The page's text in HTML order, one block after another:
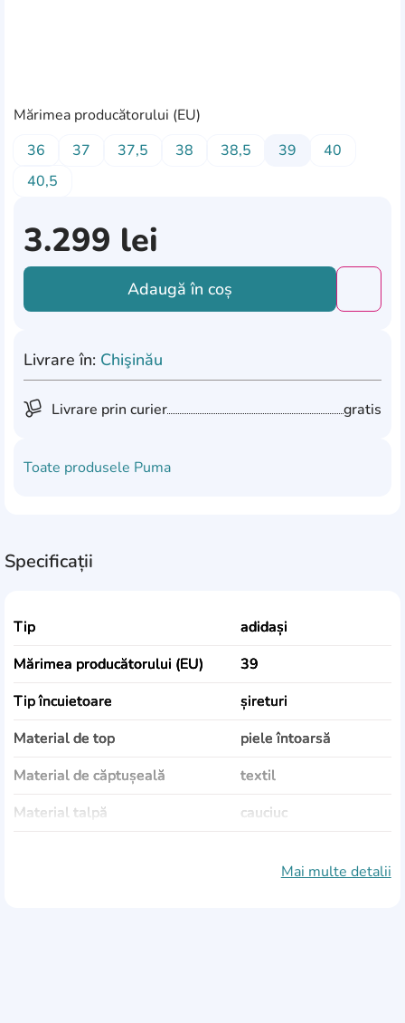
Mărimea producătorului (EU)
36
37 37,5 38 38,5 39
40
40,5
3.299 lei
Adaugă în coș
Livrare în: Chişinău
Livrare prin curier gratis
Toate produsele Puma
Specificații
Tip
adidași
Mărimea producătorului (EU)
39
Tip încuietoare
șireturi
Material de top
piele întoarsă
Material de căptușeală
textil
Material talpă
cauciuc
Mai multe detalii